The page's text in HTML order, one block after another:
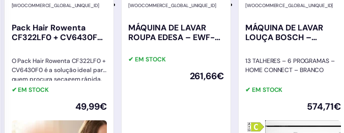
[WOOCOMMERCE_GLOBAL_UNIQUE_ID]
Pack Hair Rowenta
CF322LF0 + CV6430F0 |
de Cabelo
O Pack Hair Rowenta CF322LF0 +
CV6430F0 é a solução ideal para
quem procura secagem rápida,
modelação fácil e um…
✔ EM STOCK
49,99€
[WOOCOMMERCE_GLOBAL_UNIQUE_ID]
MÁQUINA DE LAVAR
ROUPA EDESA – EWF-
✔ EM STOCK
261,66€
[WOOCOMMERCE_GLOBAL_UNIQUE_ID]
MÁQUINA DE LAVAR
LOUÇA BOSCH –
13 TALHERES – 6 PROGRAMAS –
HOME CONNECT – BRANCO
✔ EM STOCK
574,71€